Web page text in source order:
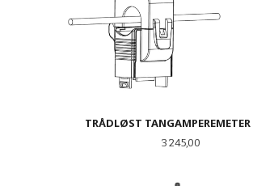
TRÅDLØST TANGAMPEREMETER
Pris
3 245,00